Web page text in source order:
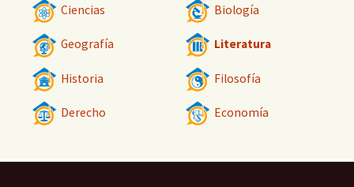
Ciencias Biología
Geografía Literatura
Historia Filosofía
Derecho Economía